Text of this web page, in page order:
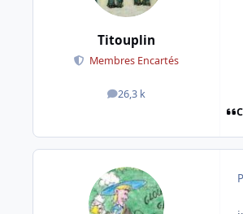
Titouplin
Membres Encartés
26,3 k
messages